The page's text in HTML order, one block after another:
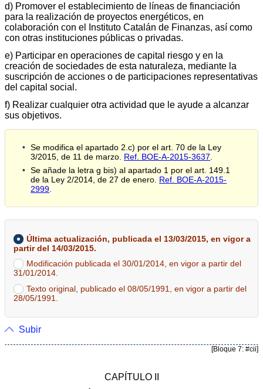
d) Promover el establecimiento de líneas de financiación
para la realización de proyectos energéticos, en
colaboración con el Instituto Catalán de Finanzas, así como
con otras instituciones públicas o privadas.
e) Participar en operaciones de capital riesgo y en la
creación de sociedades de esta naturaleza, mediante la
suscripción de acciones o de participaciones representativas
del capital social.
f) Realizar cualquier otra actividad que le ayude a alcanzar
sus objetivos.
Se modifica el apartado 2.c) por el art. 70 de la Ley
3/2015, de 11 de marzo. Ref. BOE-A-2015-3637
Se añade la letra g bis) al apartado 1 por el art. 149.1
de la Ley 2/2014, de 27 de enero. Ref. BOE-A-2015-
2999
Última actualización, publicada el 13/03/2015, en vigor a
partir del 14/03/2015.
Modificación publicada el 30/01/2014, en vigor a partir del
31/01/2014.
Texto original, publicado el 08/05/1991, en vigor a partir del
28/05/1991.
Subir
[Bloque 7: #cii]
CAPÍTULO II